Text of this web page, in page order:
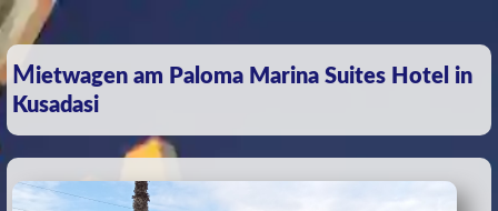
Mietwagen am Paloma Marina Suites Hotel in
Kusadasi